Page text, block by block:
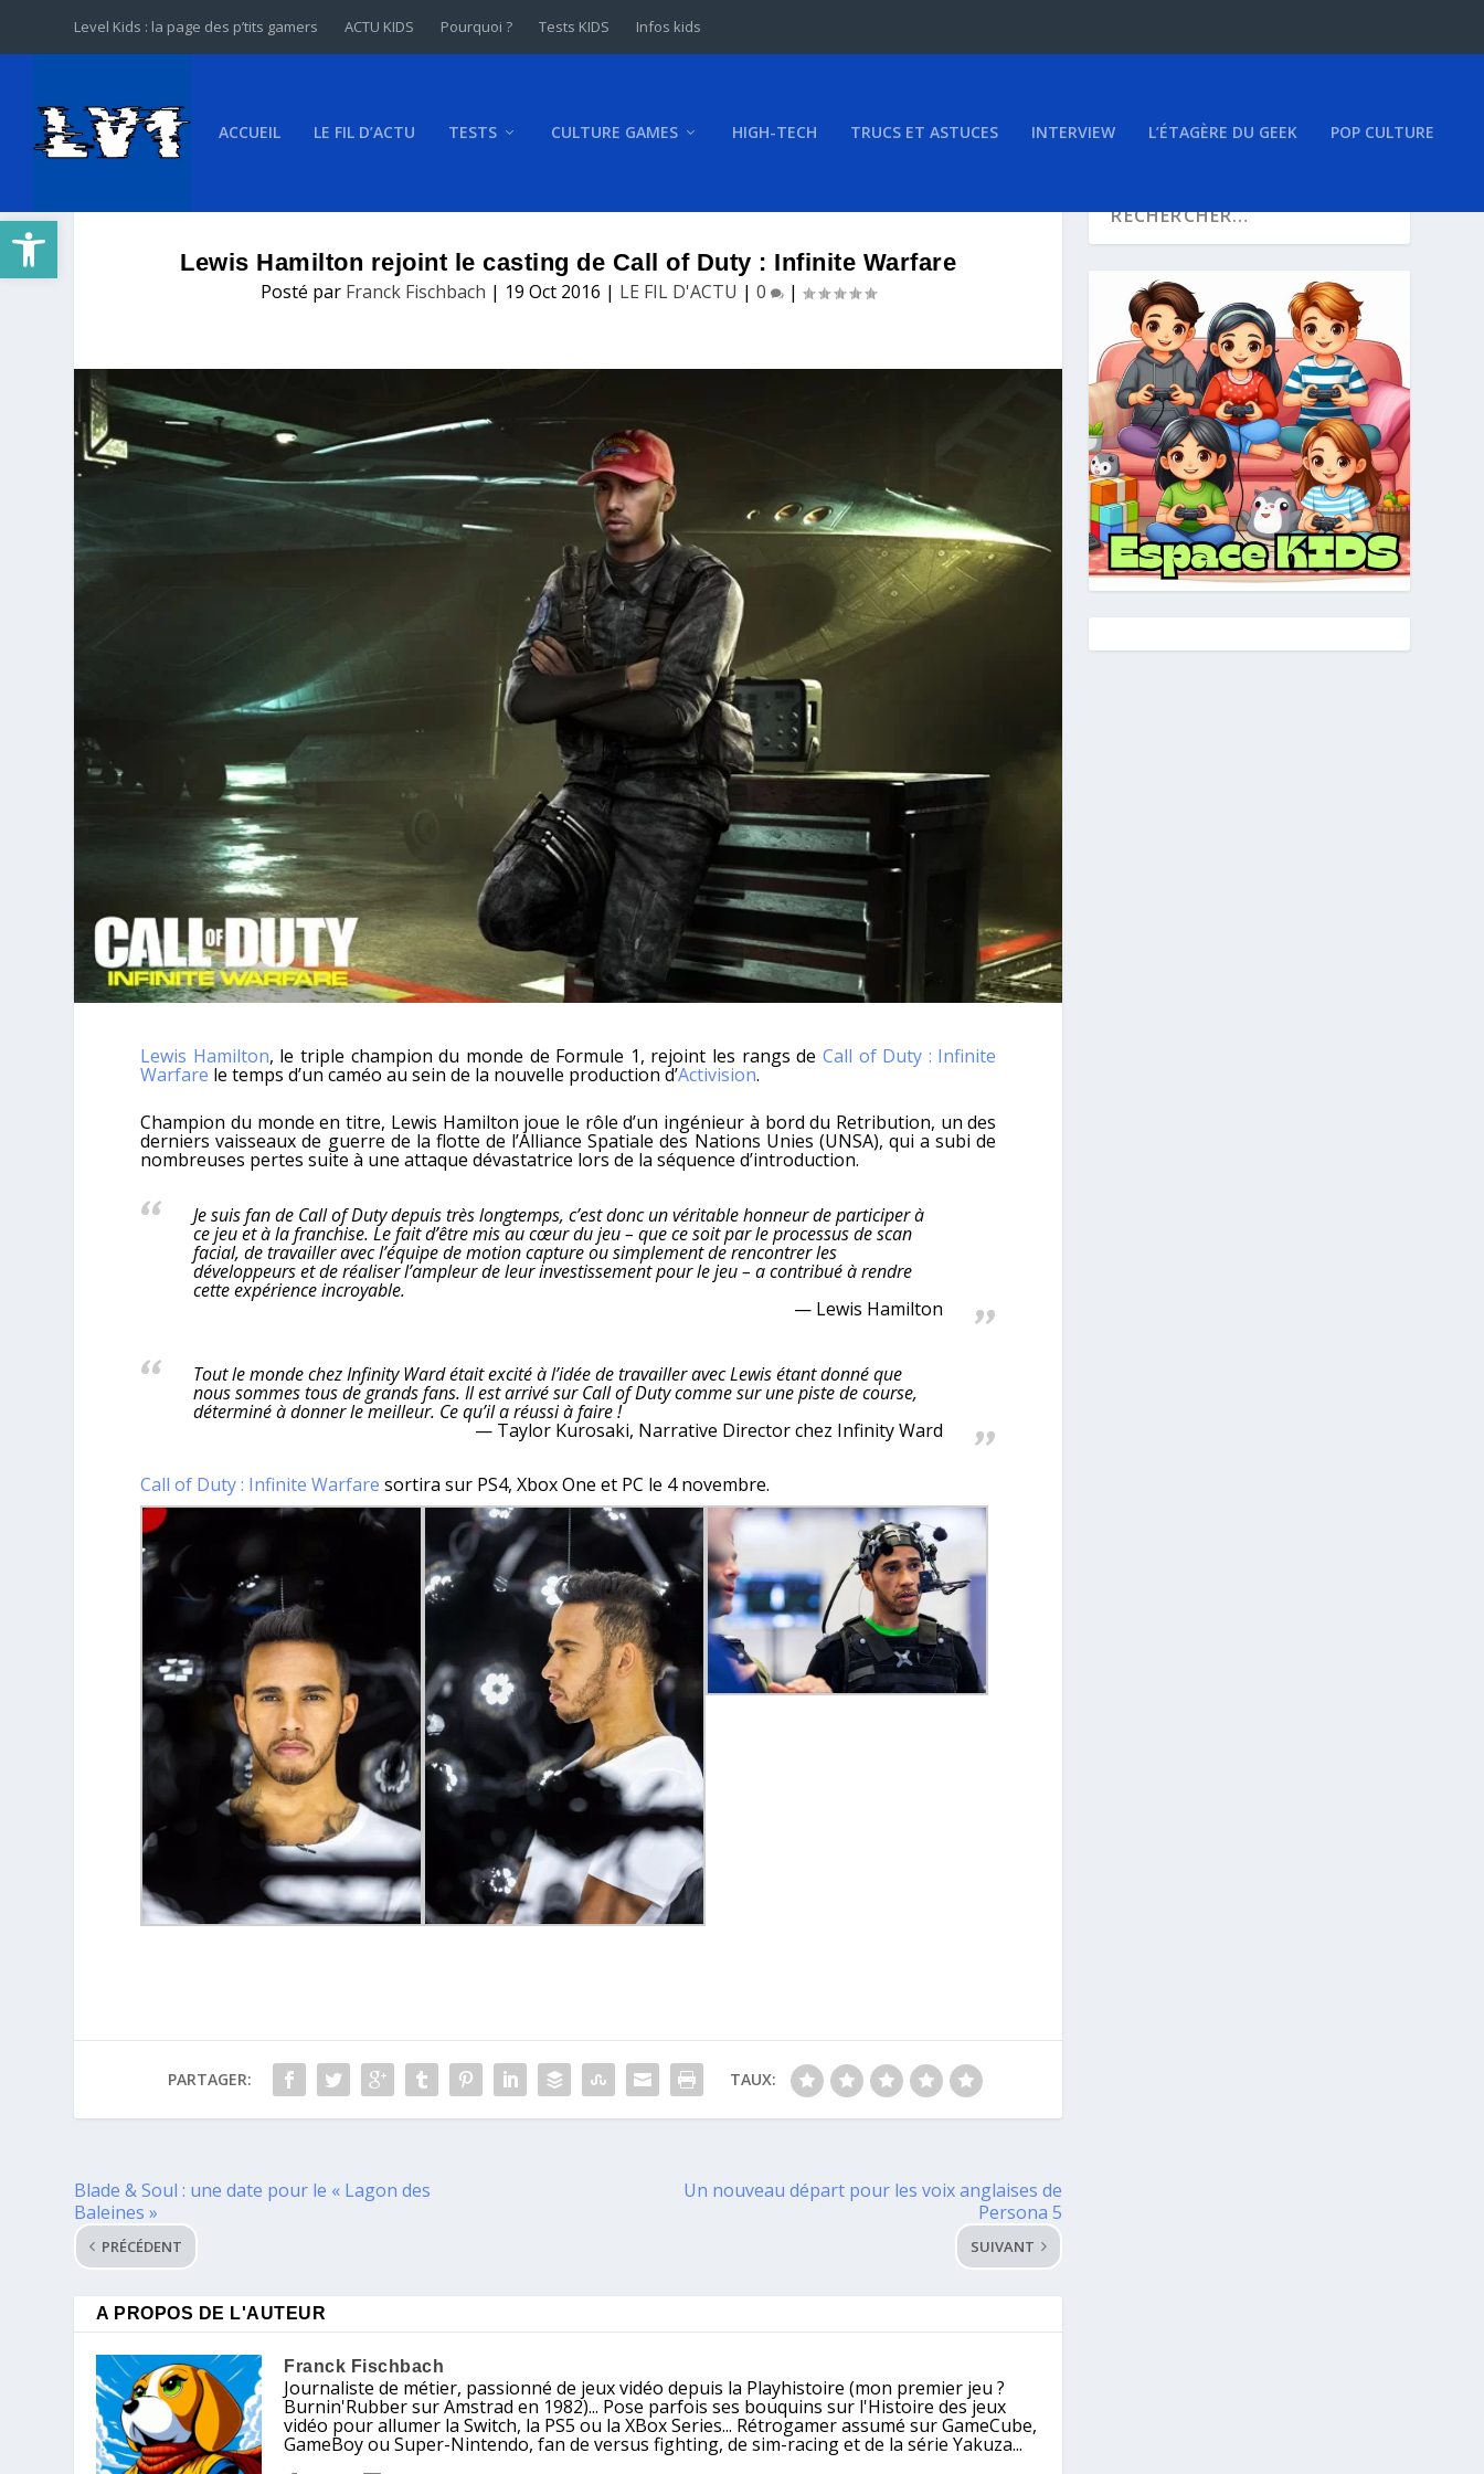
Ouvrir la barre d’outils
Level Kids : la page des p’tits gamers ACTU KIDS Pourquoi ? Tests KIDS Infos kids
ACCUEIL LE FIL D’ACTU TESTS CULTURE GAMES HIGH-TECH TRUCS ET ASTUCES INTERVIEW L’ÉTAGÈRE DU GEEK POP CULTURE
Lewis Hamilton rejoint le casting de Call of Duty : Infinite Warfare
Posté par Franck Fischbach | 19 Oct 2016 | LE FIL D'ACTU |0 |
Lewis Hamilton, le triple champion du monde de Formule 1, rejoint les rangs de Call of Duty : Infinite
Warfare le temps d’un caméo au sein de la nouvelle production d’Activision.
Champion du monde en titre, Lewis Hamilton joue le rôle d’un ingénieur à bord du Retribution, un des
derniers vaisseaux de guerre de la flotte de l’Alliance Spatiale des Nations Unies (UNSA), qui a subi de
nombreuses pertes suite à une attaque dévastatrice lors de la séquence d’introduction.
Je suis fan de Call of Duty depuis très longtemps, c’est donc un véritable honneur de participer à
ce jeu et à la franchise. Le fait d’être mis au cœur du jeu – que ce soit par le processus de scan
facial, de travailler avec l’équipe de motion capture ou simplement de rencontrer les
développeurs et de réaliser l’ampleur de leur investissement pour le jeu – a contribué à rendre
cette expérience incroyable.
Lewis Hamilton
Tout le monde chez Infinity Ward était excité à l’idée de travailler avec Lewis étant donné que
nous sommes tous de grands fans. Il est arrivé sur Call of Duty comme sur une piste de course,
déterminé à donner le meilleur. Ce qu’il a réussi à faire !
Taylor Kurosaki, Narrative Director chez Infinity Ward
Call of Duty : Infinite Warfare sortira sur PS4, Xbox One et PC le 4 novembre.
PARTAGER: TAUX:
Blade & Soul : une date pour le « Lagon des
Baleines »
PRÉCÉDENT
Un nouveau départ pour les voix anglaises de
Persona 5
SUIVANT
A PROPOS DE L'AUTEUR
Franck Fischbach
Journaliste de métier, passionné de jeux vidéo depuis la Playhistoire (mon premier jeu ?
Burnin'Rubber sur Amstrad en 1982)... Pose parfois ses bouquins sur l'Histoire des jeux
vidéo pour allumer la Switch, la PS5 ou la XBox Series... Rétrogamer assumé sur GameCube,
GameBoy ou Super-Nintendo, fan de versus fighting, de sim-racing et de la série Yakuza...